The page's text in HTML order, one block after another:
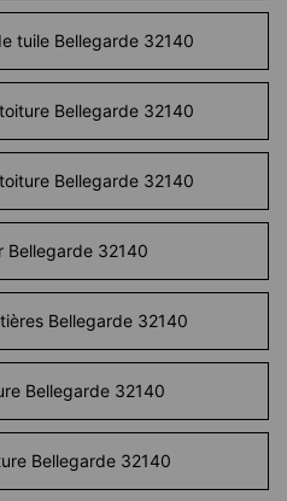
tuile Bellegarde 32140
Bellegarde 32140
Bellegarde 32140
Bellegarde 32140
Bellegarde 32140
Bellegarde 32140
Bellegarde 32140